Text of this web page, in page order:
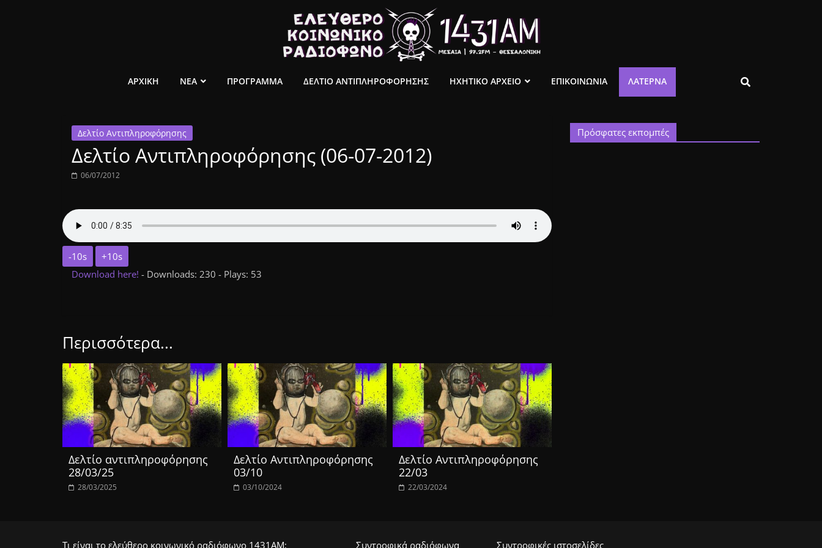
ελεύθερο
ραδιόφωνο
1431AM
ΑΡΧΙΚΗ ΝΕΑ ΠΡΟΓΡΑΜΜΑ ΔΕΛΤΙΟ ΑΝΤΙΠΛΗΡΟΦΟΡΗΣΗΣ ΗΧΗΤΙΚΟ ΑΡΧΕΙΟ ΕΠΙΚΟΙΝΩΝΙΑ ΛΑΤΈΡΝΑ
Δελτίο Αντιπληροφόρησης
Δελτίο Αντιπληροφόρησης (06-07-2012)
06/07/2012
-10s
+10s
Download here! - Downloads: 230 - Plays: 53
Περισσότερα...
Δελτίο αντιπληροφόρησης
28/03/25
28/03/2025
Δελτίο Αντιπληροφόρησης
03/10
03/10/2024
Δελτίο Αντιπληροφόρησης
22/03
22/03/2024
Πρόσφατες εκπομπές
Τι είναι το ελεύθερο κοινωνικό ραδιόφωνο 1431ΑΜ; Συντροφικά ραδιόφωνα Συντροφικές ιστοσελίδες